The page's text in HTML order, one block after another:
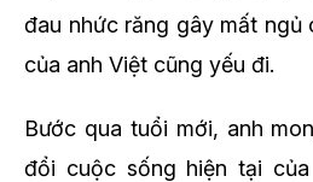
đau nhức răng gây mất ngủ
của anh Việt cũng yếu đi.
Bước qua tuổi mới, anh
đổi cuộc sống hiện tại